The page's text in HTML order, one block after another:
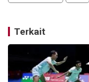
Terkait